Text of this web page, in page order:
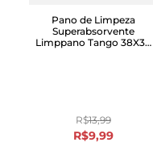
Pano de Limpeza
Superabsorvente
Limppano Tango 38X36
R$13,99
R$9,99